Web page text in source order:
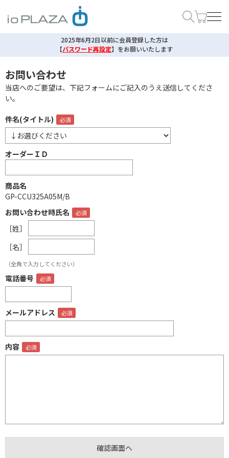
2025年6月2日以前に会員登録した方は
【パスワード再設定】 をお願いいたします
お問い合わせ
当店へのご要望は、下記フォームにご記入のうえ送信してくださ
い。
件名(タイトル)
オーダーＩＤ
商品名
GP-CCU325A05M/B
お問い合わせ時氏名
［姓］
［名］
（全角で入力してください）
電話番号
メールアドレス
内容